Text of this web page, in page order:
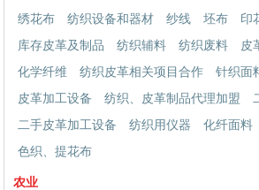
绣花布
纺织设备和器材 纱线 坯布 印
库存皮革及制品
纺织辅料 纺织废料 皮
化学纤维
纺织皮革相关项目合作 针织面
皮革加工设备
纺织、皮革制品代理加盟
二手皮革加工设备
纺织用仪器 化纤面料
色织、提花布
农业